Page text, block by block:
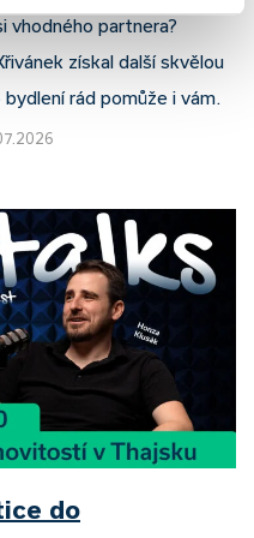
vhodného partnera?
získal další skvělou
rád pomůže i vám.
do